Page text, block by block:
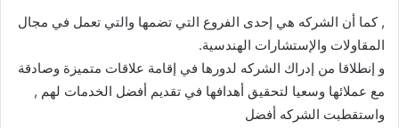
, كما أن الشركه هي إحدى الفروع التي تضمها والتي تعمل في مجال
المقاولات والإستشارات الهندسية.
و إنطلاقا من إدراك الشركه لدورها في إقامة علاقات متميزة وصادقة
مع عملائها وسعيا لتحقيق أهدافها في تقديم أفضل الخدمات لهم ,
واستقطبت الشركه أفضل